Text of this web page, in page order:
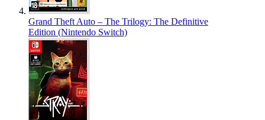
Grand Theft Auto – The Trilogy: The Definitive
Edition (Nintendo Switch)